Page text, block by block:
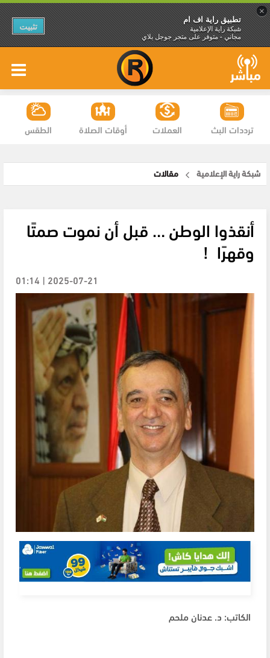
×
تطبيق راية اف ام
شبكة راية الإعلامية
مجاني - متوفر على متجر جوجل بلاي
تثبيت
الطقس أوقات الصلاة العملات ترددات البث
شبكة راية الإعلامية مقالات
أنقذوا الوطن … قبل أن نموت صمتًا
وقهرًا !
2025-07-21 | 01:14
الكاتب: د. عدنان ملحم